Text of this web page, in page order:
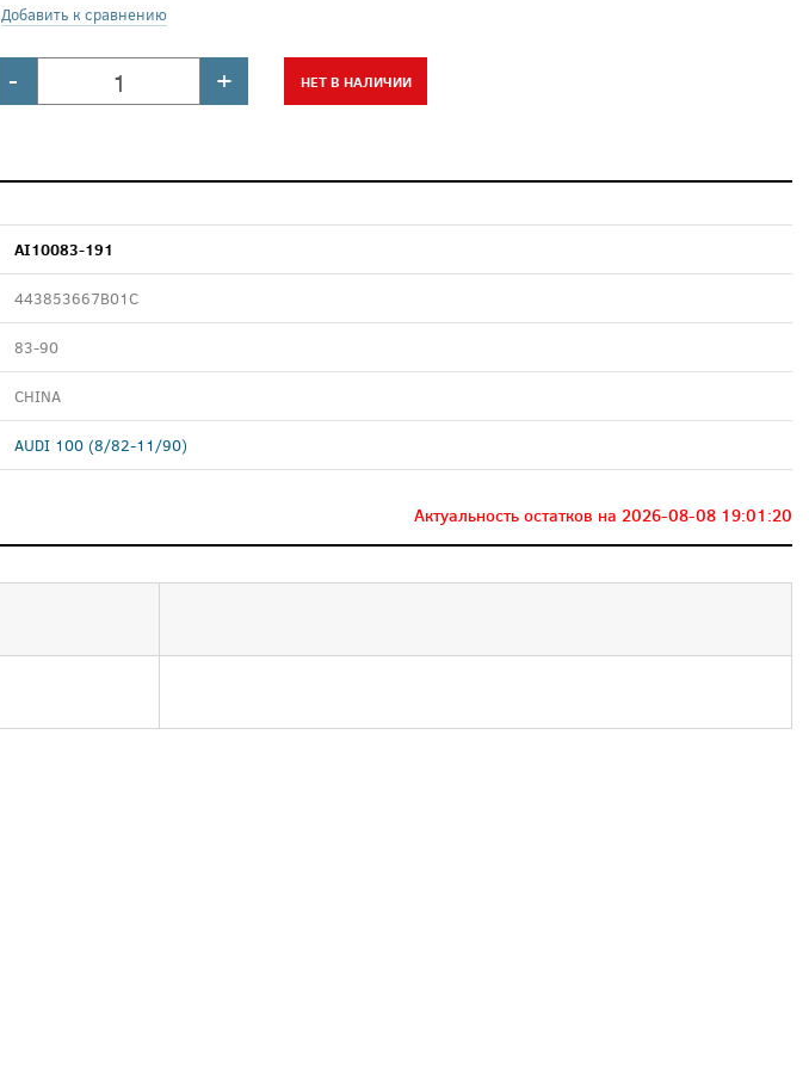
Добавить к сравнению
- + НЕТ В НАЛИЧИИ
AI10083-191
443853667B01C
83-90
CHINA
AUDI 100 (8/82-11/90)
Актуальность остатков на 2026-08-08 19:01:20